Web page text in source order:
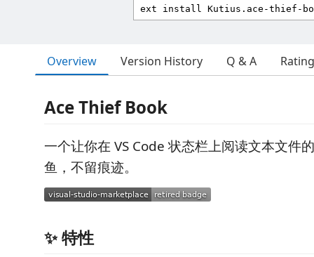
Overview Version History Q & A
Ace Thief Book
一个让你在 VS Code 状态栏上阅读文本文件
鱼，不留痕迹。
✨ 特性